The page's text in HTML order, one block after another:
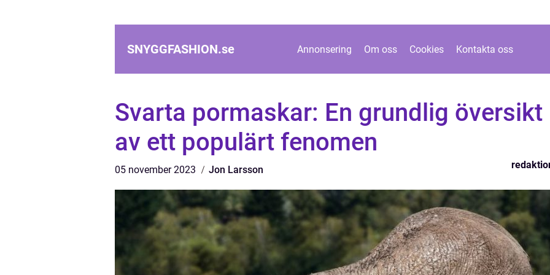
SNYGGFASHION.se Annonsering Om oss Cookies Kontakta oss
Svarta pormaskar: En grundlig översikt
av ett populärt fenomen
05 november 2023 Jon Larsson